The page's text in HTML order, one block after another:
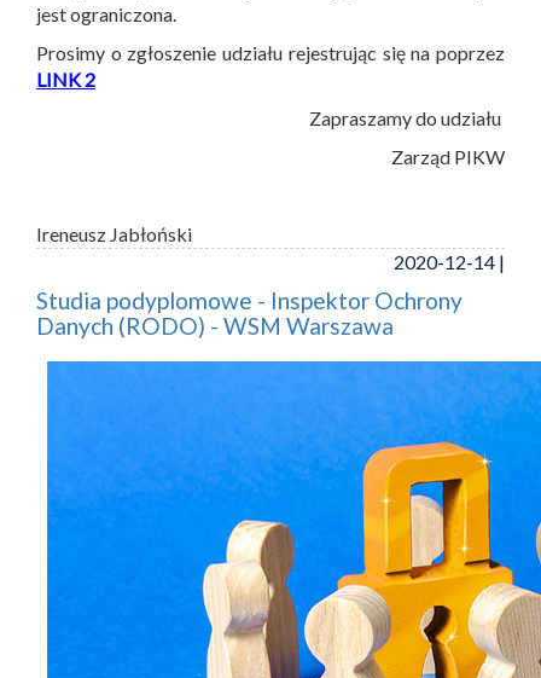
jest ograniczona.
Prosimy o zgłoszenie udziału rejestrując się na poprzez
LINK 2
Zapraszamy do udziału
Zarząd PIKW
Ireneusz Jabłoński
2020-12-14 |
Studia podyplomowe - Inspektor Ochrony
Danych (RODO) - WSM Warszawa